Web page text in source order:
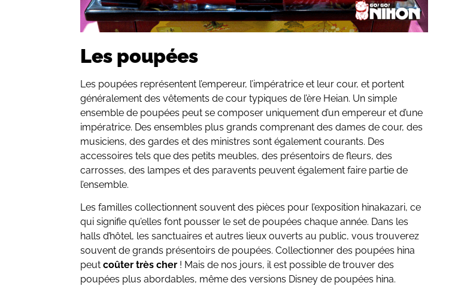
Les poupées
Les poupées représentent l’empereur, l’impératrice et leur cour, et portent
généralement des vêtements de cour typiques de l’ère Heian. Un simple
ensemble de poupées peut se composer uniquement d’un empereur et d’une
impératrice. Des ensembles plus grands comprenant des dames de cour, des
musiciens, des gardes et des ministres sont également courants. Des
accessoires tels que des petits meubles, des présentoirs de fleurs, des
carrosses, des lampes et des paravents peuvent également faire partie de
l’ensemble.
Les familles collectionnent souvent des pièces pour l’exposition hinakazari, ce
qui signifie qu’elles font pousser le set de poupées chaque année. Dans les
halls d’hôtel, les sanctuaires et autres lieux ouverts au public, vous trouverez
souvent de grands présentoirs de poupées. Collectionner des poupées hina
peutcoûter très cher ! Mais de nos jours, il est possible de trouver des
poupées plus abordables, même des versions Disney de poupées hina.